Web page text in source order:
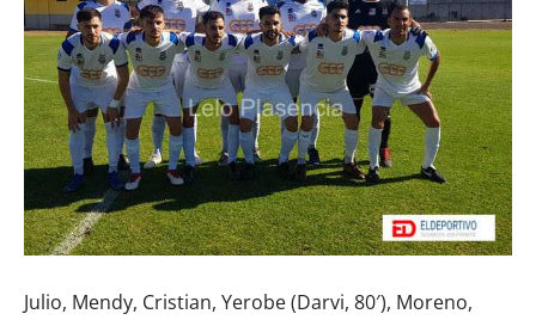
Julio, Mendy, Cristian, Yerobe (Darvi, 80′), Moreno,